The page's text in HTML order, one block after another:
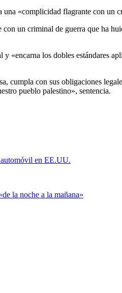
una «complicidad flagrante con un
un criminal de guerra que ha
los dobles estándares
cumpla con sus obligaciones
pueblo palestino», sentencia.
automóvil en EE.UU.
la noche a la mañana»